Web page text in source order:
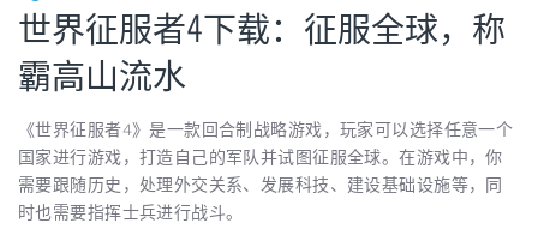
世界征服者4下载：征服全球，称
霸高山流水
《世界征服者4》是一款回合制战略游戏，玩家可以选择任意一个
国家进行游戏，打造自己的军队并试图征服全球。在游戏中，你
需要跟随历史，处理外交关系、发展科技、建设基础设施等，同
时也需要指挥士兵进行战斗。